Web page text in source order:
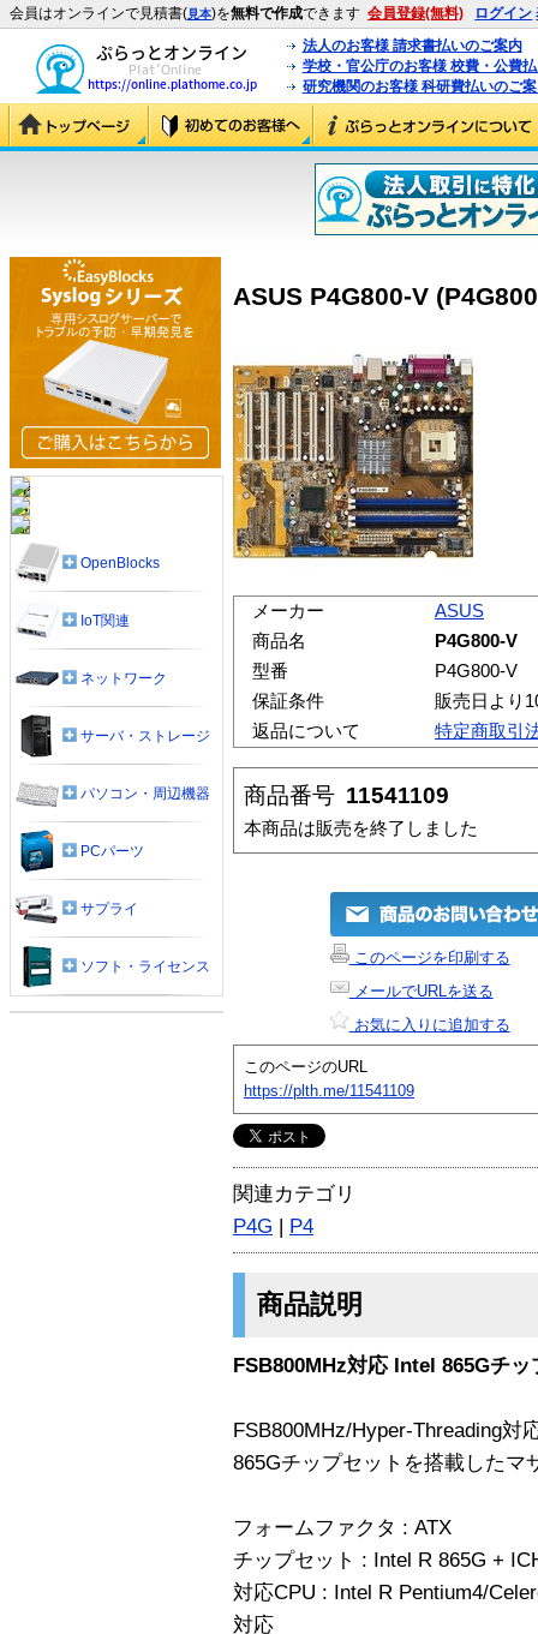
会員はオンラインで見積書(見本)を無料で作成できます 会員登録(無料) ログイン
法人のお客様 請求書払いのご案内
学校・官公庁のお客様 校費・公費
研究機関のお客様 科研費払いのご
ASUS P4G800-V
メーカー
ASUS
商品名
P4G800-V
型番
P4G800-V
保証条件
販売日より
返品について
特定商取引
商品番号 11541109
本商品は販売を終了しました
このページを印刷する
メールでURLを送る
お気に入りに追加する
このページのURL
https://plth.me/11541109
関連カテゴリ
P4G | P4
商品説明
FSB800MHz対応 Intel 865Gチ
FSB800MHz/Hyper-Threading対
865Gチップセットを搭載したマ
フォームファクタ : ATX
チップセット : Intel R 865G +
対応CPU : Intel R Pentium4/
対応
OpenBlocks
IoT関連
ネットワーク
サーバ・ストレージ
パソコン・周辺機器
PCパーツ
サプライ
ソフト・ライセンス